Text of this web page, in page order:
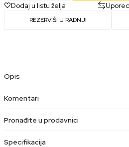
Dodaj u listu želja
REZERVIŠI U RADNJI
Opis
Komentari
Pronađite u prodavnici
Specifikacija